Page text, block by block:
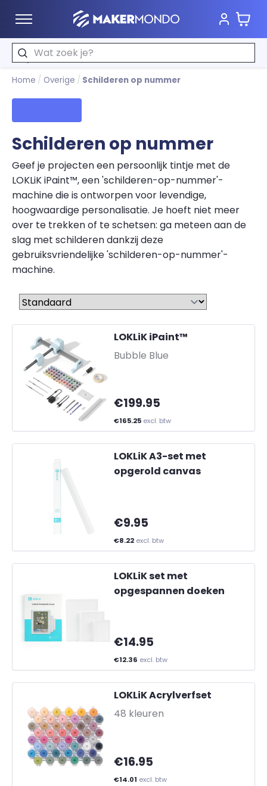
MakerMondo
Zoeken
Home / Overige / Schilderen op nummer
Schilderen op nummer
Geef je projecten een persoonlijk tintje met de
LOKLiK iPaint™, een 'schilderen-op-nummer'-
machine die is ontworpen voor levendige,
hoogwaardige personalisatie. Je hoeft niet meer
over te trekken of te schetsen: ga meteen aan de
slag met schilderen dankzij deze
gebruiksvriendelijke 'schilderen-op-nummer'-
machine.
LOKLiK iPaint™
Bubble Blue
€199.95
€165.25 excl. btw
LOKLiK A3-set met
opgerold canvas
€9.95
€8.22 excl. btw
LOKLiK set met
opgespannen doeken
€14.95
€12.36 excl. btw
LOKLiK Acrylverfset
48 kleuren
€16.95
€14.01 excl. btw